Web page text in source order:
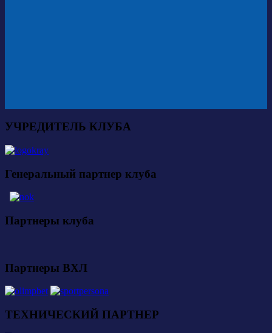
УЧРЕДИТЕЛЬ КЛУБА
Генеральный партнер клуба
Партнеры клуба
Партнеры ВХЛ
ТЕХНИЧЕСКИЙ ПАРТНЕР